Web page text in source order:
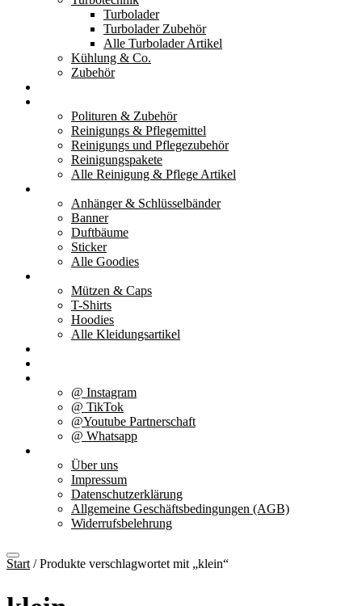
Turbolader
Turbolader Zubehör
Alle Turbolader Artikel
Kühlung & Co.
Zubehör
Polituren & Zubehör
Reinigungs & Pflegemittel
Reinigungs und Pflegezubehör
Reinigungspakete
Alle Reinigung & Pflege Artikel
Anhänger & Schlüsselbänder
Banner
Duftbäume
Sticker
Alle Goodies
Mützen & Caps
T-Shirts
Hoodies
Alle Kleidungsartikel
@ Instagram
@ TikTok
@Youtube Partnerschaft
@ Whatsapp
Über uns
Impressum
Datenschutzerklärung
Allgemeine Geschäftsbedingungen (AGB)
Widerrufsbelehrung
Start / Produkte verschlagwortet mit „klein“